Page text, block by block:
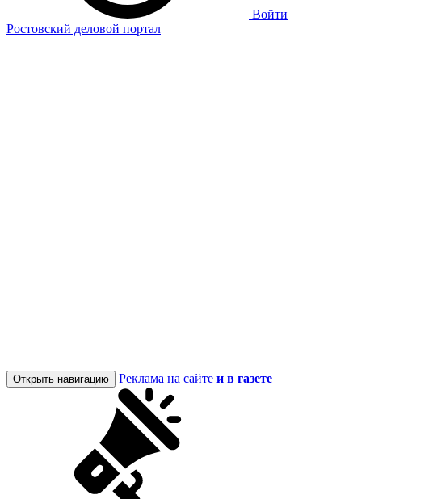
Войти
Ростовский деловой портал
Открыть навигацию Реклама на сайте и в газете